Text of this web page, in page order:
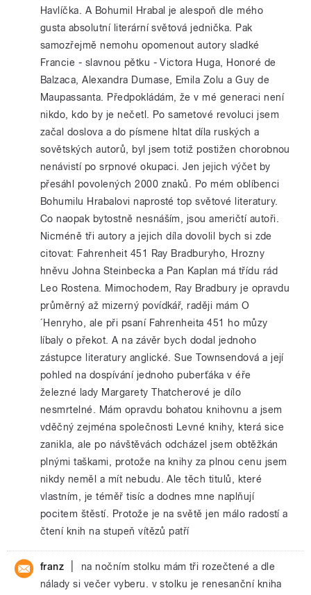
Havlíčka. A Bohumil Hrabal je alespoň dle mého
gusta absolutní literární světová jednička. Pak
samozřejmě nemohu opomenout autory sladké
Francie - slavnou pětku - Victora Huga, Honoré de
Balzaca, Alexandra Dumase, Emila Zolu a Guy de
Maupassanta. Předpokládám, že v mé generaci není
nikdo, kdo by je nečetl. Po sametové revoluci jsem
začal doslova a do písmene hltat díla ruských a
sovětských autorů, byl jsem totiž postižen chorobnou
nenávistí po srpnové okupaci. Jen jejich výčet by
přesáhl povolených 2000 znaků. Po mém oblíbenci
Bohumilu Hrabalovi naprosté top světové literatury.
Co naopak bytostně nesnáším, jsou američtí autoři.
Nicméně tři autory a jejich díla dovolil bych si zde
citovat: Fahrenheit 451 Ray Bradburyho, Hrozny
hněvu Johna Steinbecka a Pan Kaplan má třídu rád
Leo Rostena. Mimochodem, Ray Bradbury je opravdu
průměrný až mizerný povídkář, raději mám O
´Henryho, ale při psaní Fahrenheita 451 ho můzy
líbaly o překot. A na závěr bych dodal jednoho
zástupce literatury anglické. Sue Townsendová a její
pohled na dospívání jednoho puberťáka v éře
železné lady Margarety Thatcherové je dílo
nesmrtelné. Mám opravdu bohatou knihovnu a jsem
vděčný zejména společnosti Levné knihy, která sice
zanikla, ale po návštěvách odcházel jsem obtěžkán
plnými taškami, protože na knihy za plnou cenu jsem
nikdy neměl a mít nebudu. Ale těch titulů, které
vlastním, je téměř tisíc a dodnes mne naplňují
pocitem štěstí. Protože je na světě jen málo radostí a
čtení knih na stupeň vítězů patří
franz
na nočním stolku mám tři rozečtené a dle
nálady si večer vyberu. v stolku je renesanční kniha